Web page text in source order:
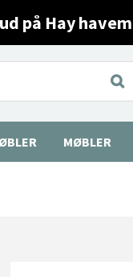
på Hay
MØBLER